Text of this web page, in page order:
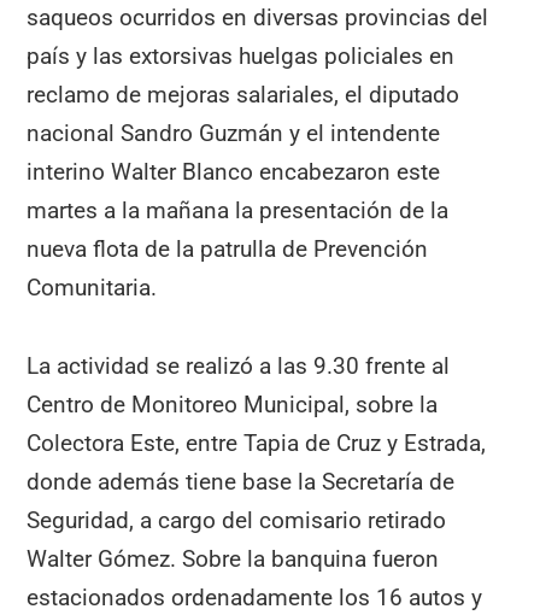
saqueos ocurridos en diversas provincias del
país y las extorsivas huelgas policiales en
reclamo de mejoras salariales, el diputado
nacional Sandro Guzmán y el intendente
interino Walter Blanco encabezaron este
martes a la mañana la presentación de la
nueva flota de la patrulla de Prevención
Comunitaria.
La actividad se realizó a las 9.30 frente al
Centro de Monitoreo Municipal, sobre la
Colectora Este, entre Tapia de Cruz y Estrada,
donde además tiene base la Secretaría de
Seguridad, a cargo del comisario retirado
Walter Gómez. Sobre la banquina fueron
estacionados ordenadamente los 16 autos y